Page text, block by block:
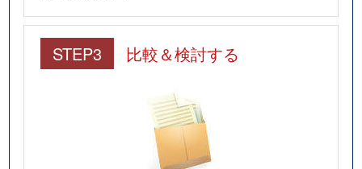
STEP3 比較＆検討する